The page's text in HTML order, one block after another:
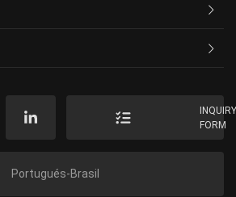
FORM
Portugués-Brasil